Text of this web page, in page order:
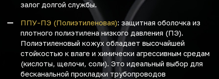
залог долгой службы.
ППУ-ПЭ (Полиэтиленовая): защитная оболочка из
плотного полиэтилена низкого давления (ПЭ).
Полиэтиленовый кожух обладает высочайшей
стойкостью к влаге и химически агрессивным средам
(кислоты, щелочи, соли). Это идеальный выбор для
бесканальной прокладки трубопроводов